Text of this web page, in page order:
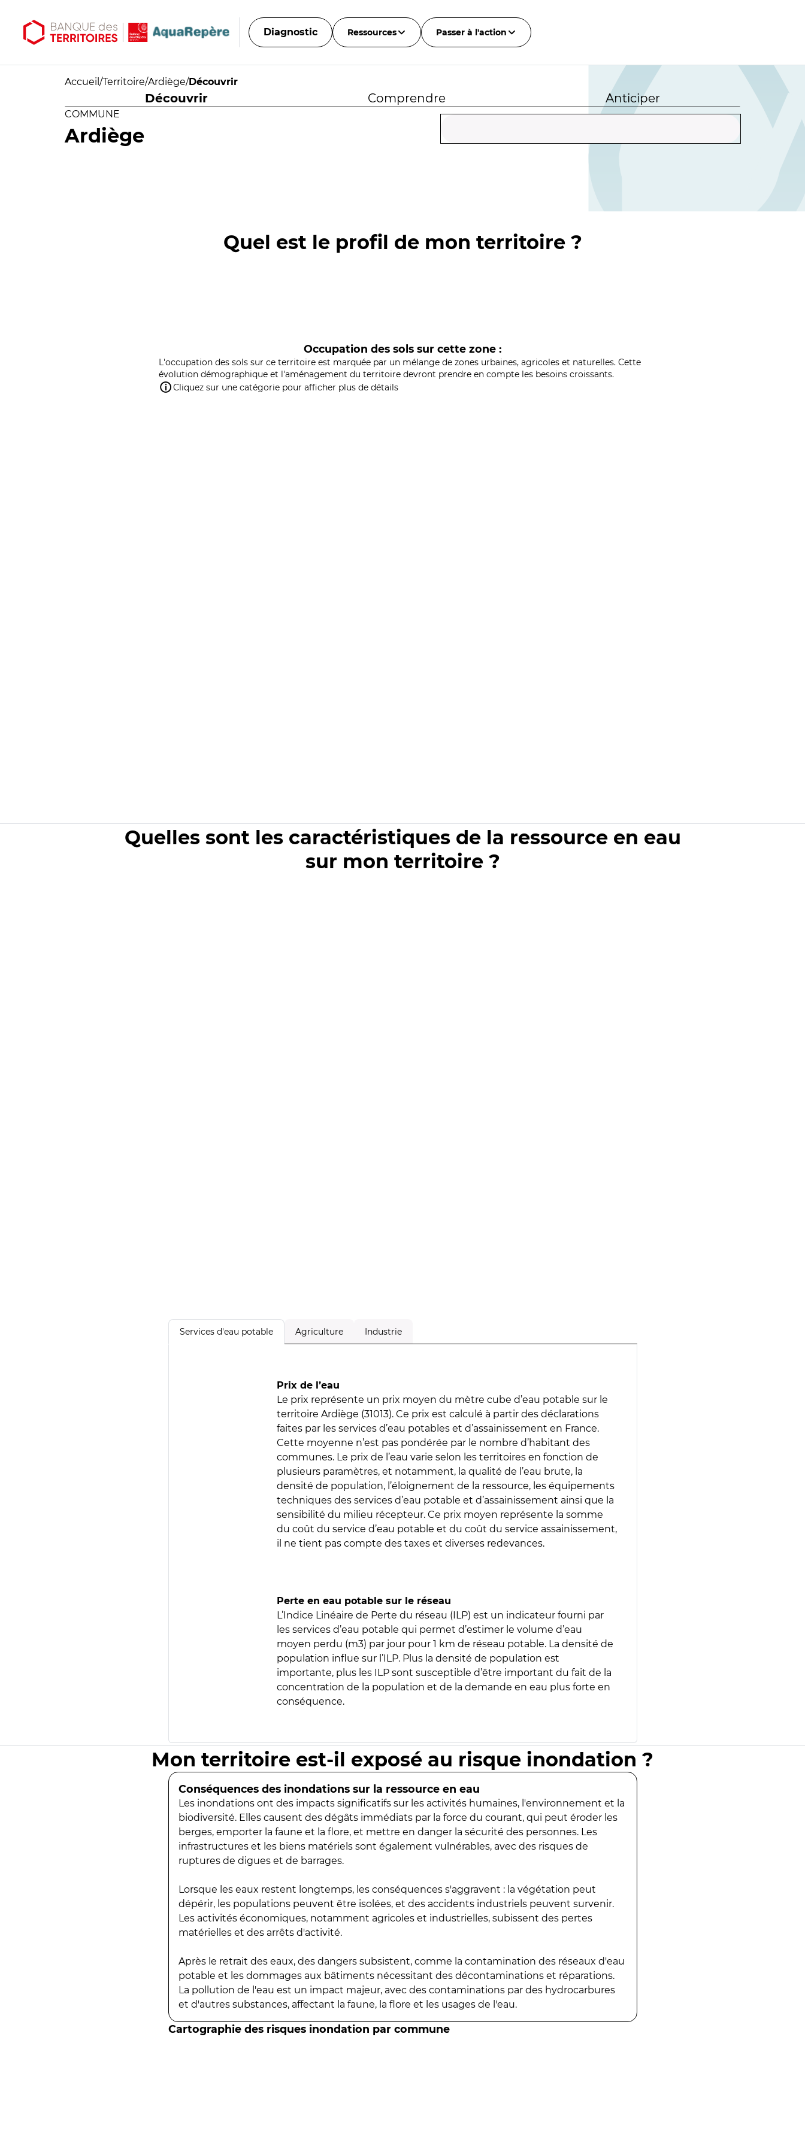
Diagnostic Ressources Passer à l'action
Accueil /Territoire/Ardiège/Découvrir
Découvrir Comprendre Anticiper
COMMUNE
Ardiège
Quel est le profil de mon territoire ?
Occupation des sols sur cette zone :
L'occupation des sols sur ce territoire est marquée par un mélange de zones urbaines, agricoles et naturelles. Cette
évolution démographique et l'aménagement du territoire devront prendre en compte les besoins croissants.
Cliquez sur une catégorie pour afficher plus de détails
Quelles sont les caractéristiques de la ressource en eau
sur mon territoire ?
Services d'eau potable Agriculture Industrie
Prix de l’eau
Le prix représente un prix moyen du mètre cube d’eau potable sur le
territoire Ardiège (31013). Ce prix est calculé à partir des déclarations
faites par les services d’eau potables et d’assainissement en France.
Cette moyenne n’est pas pondérée par le nombre d’habitant des
communes. Le prix de l’eau varie selon les territoires en fonction de
plusieurs paramètres, et notamment, la qualité de l’eau brute, la
densité de population, l’éloignement de la ressource, les équipements
techniques des services d’eau potable et d’assainissement ainsi que la
sensibilité du milieu récepteur. Ce prix moyen représente la somme
du coût du service d’eau potable et du coût du service assainissement,
il ne tient pas compte des taxes et diverses redevances.
Perte en eau potable sur le réseau
L’Indice Linéaire de Perte du réseau (ILP) est un indicateur fourni par
les services d’eau potable qui permet d’estimer le volume d’eau
moyen perdu (m3) par jour pour 1 km de réseau potable. La densité de
population influe sur l’ILP. Plus la densité de population est
importante, plus les ILP sont susceptible d’être important du fait de la
concentration de la population et de la demande en eau plus forte en
conséquence.
Mon territoire est-il exposé au risque inondation ?
Conséquences des inondations sur la ressource en eau
Les inondations ont des impacts significatifs sur les activités humaines, l'environnement et la
biodiversité. Elles causent des dégâts immédiats par la force du courant, qui peut éroder les
berges, emporter la faune et la flore, et mettre en danger la sécurité des personnes. Les
infrastructures et les biens matériels sont également vulnérables, avec des risques de
ruptures de digues et de barrages.
Lorsque les eaux restent longtemps, les conséquences s'aggravent : la végétation peut
dépérir, les populations peuvent être isolées, et des accidents industriels peuvent survenir.
Les activités économiques, notamment agricoles et industrielles, subissent des pertes
matérielles et des arrêts d'activité.
Après le retrait des eaux, des dangers subsistent, comme la contamination des réseaux d'eau
potable et les dommages aux bâtiments nécessitant des décontaminations et réparations.
La pollution de l'eau est un impact majeur, avec des contaminations par des hydrocarbures
et d'autres substances, affectant la faune, la flore et les usages de l'eau.
Cartographie des risques inondation par commune